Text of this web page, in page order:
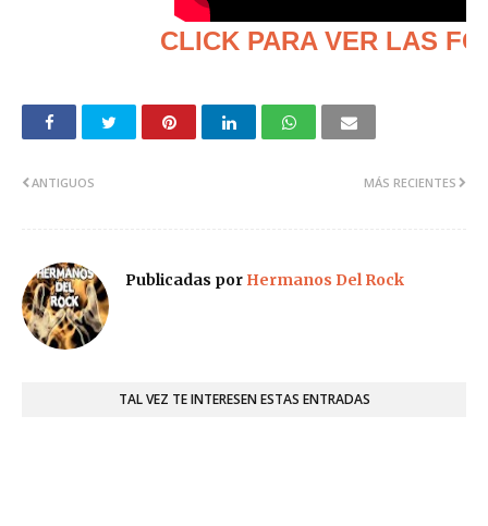
CLICK PARA VER LAS
MÁS RECIENTES
ANTIGUOS
Publicadas por Hermanos Del Rock
TAL VEZ TE INTERESEN ESTAS ENTRADAS